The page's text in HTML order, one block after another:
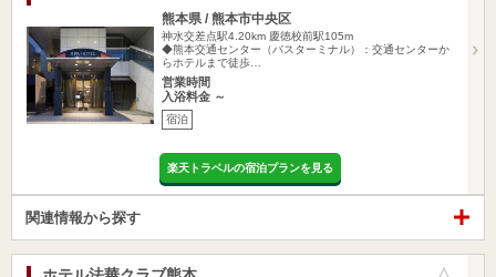
熊本県 / 熊本市中央区
神水交差点駅4.20km 慶徳校前駅105m
◆熊本交通センター（バスターミナル）：交通センターか
らホテルまで徒歩…
営業時間
入浴料金 ～
宿泊
楽天トラベルの宿泊プランを見る
関連情報から探す